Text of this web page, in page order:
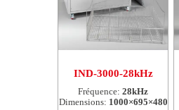
IND-3000-28kHz
Fréquence: 28kHz
Dimensions: 1000×695×480